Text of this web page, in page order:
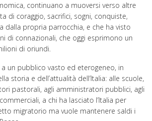
continuano a muoversi verso altre
di coraggio, sacrifici, sogni, conquiste,
dalla propria parrocchia, e che ha visto
di connazionali, che oggi esprimono un
di oriundi.
un pubblico vasto ed eterogeneo, in
storia e dell’attualità dell’Italia: alle scuole,
pastorali, agli amministratori pubblici, agli
a chi ha lasciato l’Italia per
migratorio ma vuole mantenere saldi i